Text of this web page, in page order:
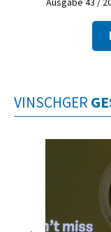
VINSCHGER